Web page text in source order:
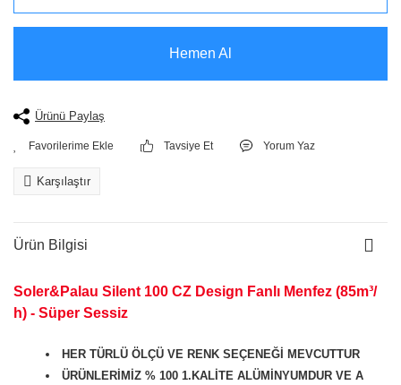
Hemen Al
Ürünü Paylaş
Tavsiye Et Yorum Yaz
Karşılaştır
Ürün Bilgisi
Soler&Palau Silent 100 CZ Design Fanlı Menfez (85m³/
h) - Süper Sessiz
HER TÜRLÜ ÖLÇÜ VE RENK SEÇENEĞİ MEVCUTTUR
ÜRÜNLERİMİZ % 100 1.KALİTE ALÜMİNYUMDUR VE A